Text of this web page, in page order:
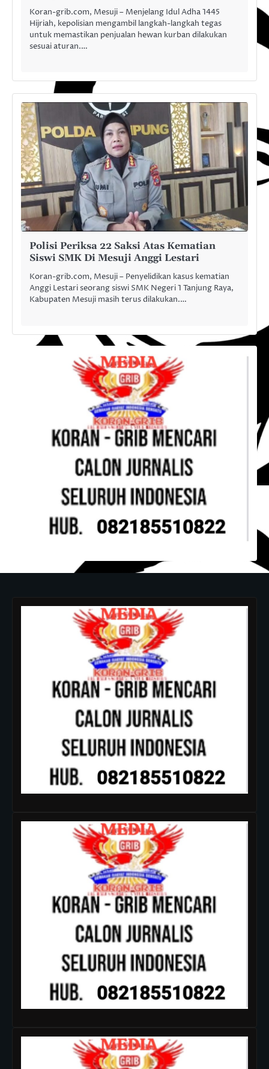
Koran-grib.com, Mesuji – Menjelang Idul Adha 1445
Hijriah, kepolisian mengambil langkah-langkah tegas
untuk memastikan penjualan hewan kurban dilakukan
sesuai aturan.…
Polisi Periksa 22 Saksi Atas Kematian
Siswi SMK Di Mesuji Anggi Lestari
Koran-grib.com, Mesuji – Penyelidikan kasus kematian
Anggi Lestari seorang siswi SMK Negeri 1 Tanjung Raya,
Kabupaten Mesuji masih terus dilakukan.…